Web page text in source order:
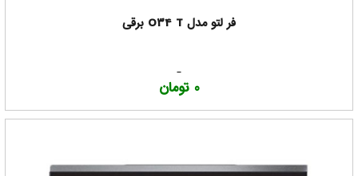
فر لتو مدل O34 T برقی
0 تومان